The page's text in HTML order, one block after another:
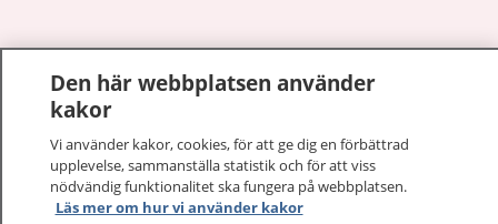
1177 på flera språk
Om 1177
Den här webbplatsen använder
kakor
Vi använder kakor, cookies, för att ge dig en förbättrad
upplevelse, sammanställa statistik och för att viss
nödvändig funktionalitet ska fungera på webbplatsen.
Läs mer om hur vi använder kakor